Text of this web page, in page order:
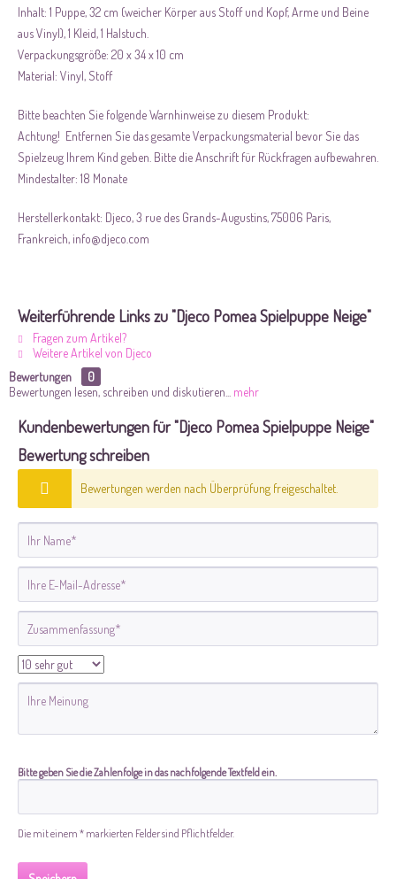
Inhalt: 1 Puppe, 32 cm (weicher Körper aus Stoff und Kopf, Arme und Beine
aus Vinyl), 1 Kleid, 1 Halstuch.
Verpackungsgröße: 20 x 34 x 10 cm
Material: Vinyl, Stoff
Bitte beachten Sie folgende Warnhinweise zu diesem Produkt:
Achtung! Entfernen Sie das gesamte Verpackungsmaterial bevor Sie das
Spielzeug Ihrem Kind geben. Bitte die Anschrift für Rückfragen aufbewahren.
Mindestalter: 18 Monate
Herstellerkontakt: Djeco, 3 rue des Grands-Augustins, 75006 Paris,
Frankreich, info@djeco.com
Weiterführende Links zu "Djeco Pomea Spielpuppe Neige"
Fragen zum Artikel?
Weitere Artikel von Djeco
Bewertungen
0
Bewertungen lesen, schreiben und diskutieren...
mehr
Kundenbewertungen für "Djeco Pomea Spielpuppe Neige"
Bewertung schreiben
Bewertungen werden nach Überprüfung freigeschaltet.
Bitte geben Sie die Zahlenfolge in das nachfolgende Textfeld ein.
Die mit einem * markierten Felder sind Pflichtfelder.